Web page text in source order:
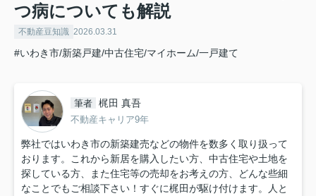
つ病についても解説
不動産豆知識 2026.03.31
#いわき市/新築戸建/中古住宅/マイホーム/一戸建て
筆者 梶田 真吾
不動産キャリア9年
弊社ではいわき市の新築建売などの物件を数多く取り扱って
おります。これから新居を購入したい方、中古住宅や土地を
探している方、また住宅等の売却をお考えの方、どんな些細
なことでもご相談下さい！すぐに梶田が駆け付けます。人と